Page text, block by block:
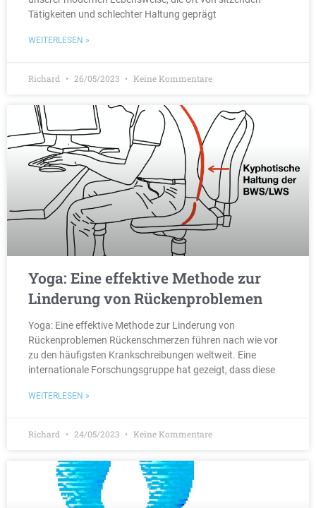
Tätigkeiten und schlechter Haltung geprägt
WEITERLESEN »
Richard 26/05/2023 Keine Kommentare
Yoga: Eine effektive Methode zur
Linderung von Rückenproblemen
Yoga: Eine effektive Methode zur Linderung von
Rückenproblemen Rückenschmerzen führen nach wie vor
zu den häufigsten Krankschreibungen weltweit. Eine
internationale Forschungsgruppe hat gezeigt, dass diese
WEITERLESEN »
Richard 24/05/2023 Keine Kommentare